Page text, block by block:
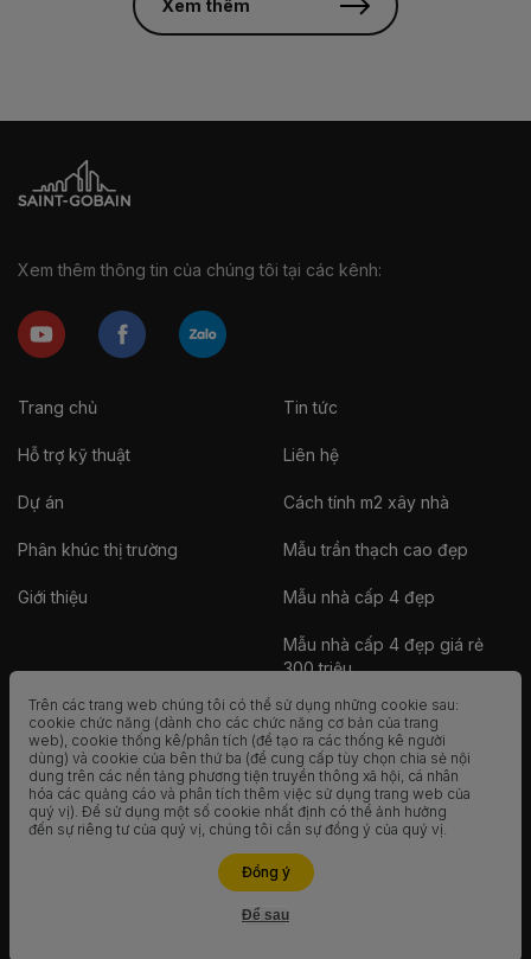
Xem thêm
Xem thêm thông tin của chúng tôi tại các kênh:
Trang chủ
Hỗ trợ kỹ thuật
Dự án
Phân khúc thị trường
Giới thiệu
Tin tức
Liên hệ
Cách tính m2 xây nhà
Mẫu trần thạch cao đẹp
Mẫu nhà cấp 4 đẹp
Mẫu nhà cấp 4 đẹp giá rẻ
300 triệu
Nhà vườn
Nhà container
Nhà tiền chế
Mẫu nhà 2 tầng đẹp
Trên các trang web chúng tôi có thể sử dụng những cookie sau:
cookie chức năng (dành cho các chức năng cơ bản của trang
web), cookie thống kê/phân tích (để tạo ra các thống kê người
dùng) và cookie của bên thứ ba (để cung cấp tùy chọn chia sẻ nội
dung trên các nền tảng phương tiện truyền thông xã hội, cá nhân
hóa các quảng cáo và phân tích thêm việc sử dụng trang web của
quý vị). Để sử dụng một số cookie nhất định có thể ảnh hưởng
đến sự riêng tư của quý vị, chúng tôi cần sự đồng ý của quý vị.
Đồng ý
Để sau